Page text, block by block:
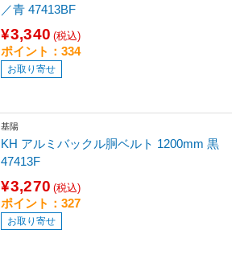
／青 47413BF
¥3,340 (税込)
ポイント：334
お取り寄せ
基陽
KH アルミバックル胴ベルト 1200mm 黒
47413F
¥3,270 (税込)
ポイント：327
お取り寄せ